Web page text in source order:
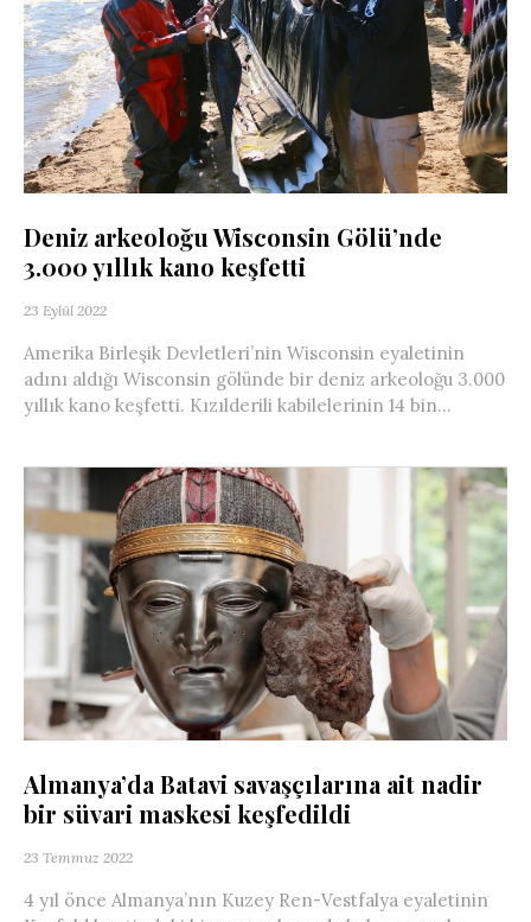
Deniz arkeoloğu Wisconsin Gölü’nde
3.000 yıllık kano keşfetti
23 Eylül 2022
Amerika Birleşik Devletleri’nin Wisconsin eyaletinin
adını aldığı Wisconsin gölünde bir deniz arkeoloğu 3.000
yıllık kano keşfetti. Kızılderili kabilelerinin 14 bin...
Almanya’da Batavi savaşçılarına ait nadir
bir süvari maskesi keşfedildi
23 Temmuz 2022
4 yıl önce Almanya’nın Kuzey Ren-Vestfalya eyaletinin